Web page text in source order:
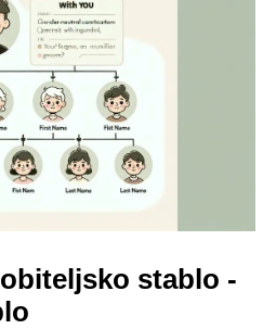
stablo -